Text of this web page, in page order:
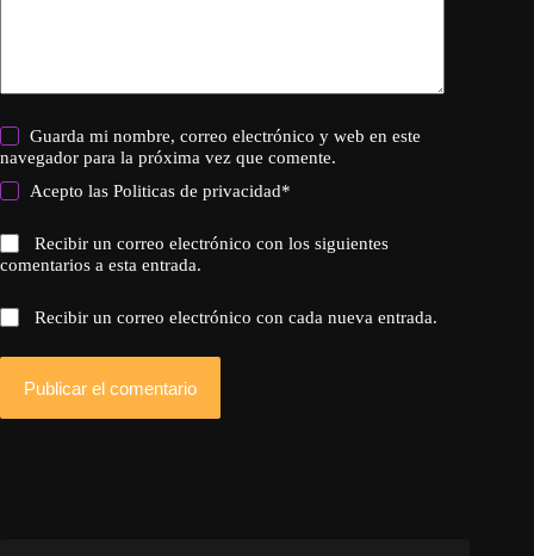
Guarda mi nombre, correo electrónico y web en este
navegador para la próxima vez que comente.
Acepto lasPoliticas de privacidad*
Recibir un correo electrónico con los siguientes
comentarios a esta entrada.
Recibir un correo electrónico con cada nueva entrada.
Publicar el comentario